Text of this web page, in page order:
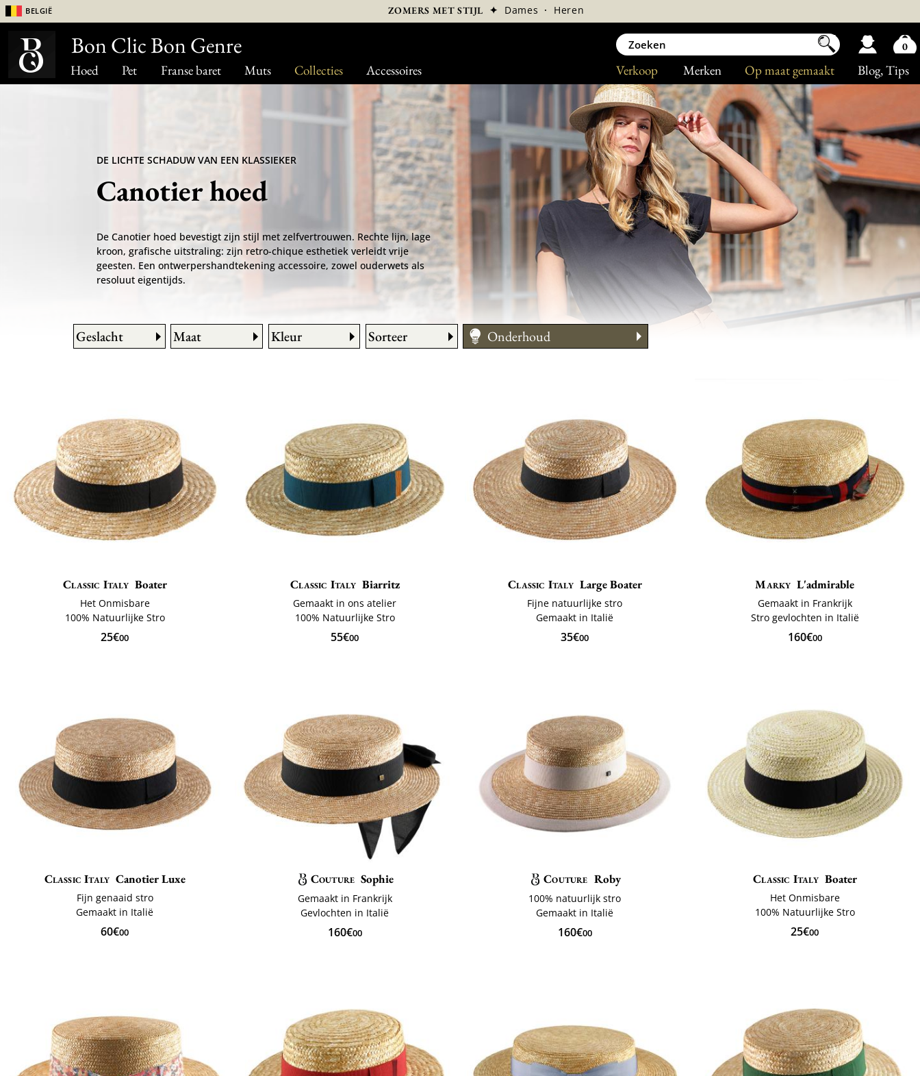
Hoed Pet Franse baret Muts Collecties Accessoires Blog, Tips
Op maat gemaakt
Merken
Verkoop
België ZOMERS MET STIJL ✦ Dames · Heren
DE LICHTE SCHADUW VAN EEN KLASSIEKER
Canotier hoed
De Canotier hoed bevestigt zijn stijl met zelfvertrouwen. Rechte lijn, lage
kroon, grafische uitstraling: zijn retro-chique esthetiek verleidt vrije
geesten. Een ontwerpershandtekening accessoire, zowel ouderwets als
resoluut eigentijds.
Geslacht Maat Kleur Sorteer
Onderhoud
Hoe te dragen
Classic Italy Boater
Het Onmisbare
100% Natuurlijke Stro
25€00
Classic Italy Biarritz
Gemaakt in ons atelier
100% Natuurlijke Stro
55€00
Classic Italy Large Boater
Fijne natuurlijke stro
Gemaakt in Italië
35€00
Marky L'admirable
Gemaakt in Frankrijk
Stro gevlochten in Italië
160€00
Classic Italy Canotier Luxe
Fijn genaaid stro
Gemaakt in Italië
60€00
Couture Sophie
Gemaakt in Frankrijk
Gevlochten in Italië
160€00
Couture Roby
100% natuurlijk stro
Gemaakt in Italië
160€00
Classic Italy Boater
Het Onmisbare
100% Natuurlijke Stro
25€00
Bon Clic Bon Genre 0